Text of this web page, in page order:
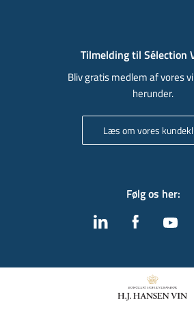
Tilmelding til Sélection
Bliv gratis medlem af vores
herunder.
Læs om vores
Følg os her: